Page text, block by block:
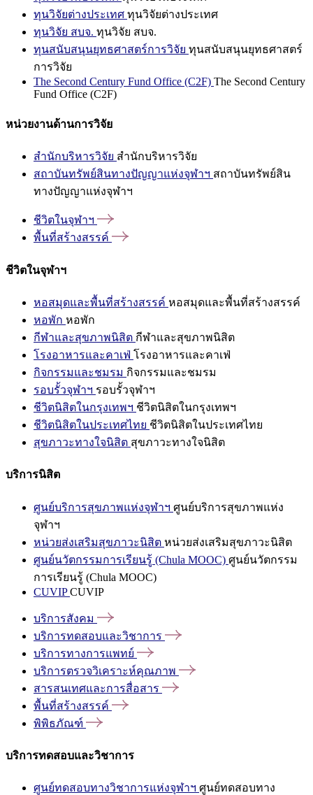
ทุนวิจัยต่างประเทศ ทุนวิจัยต่างประเทศ
ทุนวิจัย สบจ. ทุนวิจัย สบจ.
ทุนสนับสนุนยุทธศาสตร์การวิจัย ทุนสนับสนุนยุทธศาสตร์
การวิจัย
The Second Century Fund Office (C2F) The Second Century
Fund Office (C2F)
หน่วยงานด้านการวิจัย
สำนักบริหารวิจัย สำนักบริหารวิจัย
สถาบันทรัพย์สินทางปัญญาแห่งจุฬาฯ สถาบันทรัพย์สิน
ทางปัญญาแห่งจุฬาฯ
ชีวิตในจุฬาฯ
พื้นที่สร้างสรรค์
ชีวิตในจุฬาฯ
หอสมุดและพื้นที่สร้างสรรค์ หอสมุดและพื้นที่สร้างสรรค์
หอพัก หอพัก
กีฬาและสุขภาพนิสิต กีฬาและสุขภาพนิสิต
โรงอาหารและคาเฟ่ โรงอาหารและคาเฟ่
กิจกรรมและชมรม กิจกรรมและชมรม
รอบรั้วจุฬาฯ รอบรั้วจุฬาฯ
ชีวิตนิสิตในกรุงเทพฯ ชีวิตนิสิตในกรุงเทพฯ
ชีวิตนิสิตในประเทศไทย ชีวิตนิสิตในประเทศไทย
สุขภาวะทางใจนิสิต สุขภาวะทางใจนิสิต
บริการนิสิต
ศูนย์บริการสุขภาพแห่งจุฬาฯ ศูนย์บริการสุขภาพแห่ง
จุฬาฯ
หน่วยส่งเสริมสุขภาวะนิสิต หน่วยส่งเสริมสุขภาวะนิสิต
ศูนย์นวัตกรรมการเรียนรู้ (Chula MOOC) ศูนย์นวัตกรรม
การเรียนรู้ (Chula MOOC)
CUVIPCUVIP
บริการสังคม
บริการทดสอบและวิชาการ
บริการทางการแพทย์
บริการตรวจวิเคราะห์คุณภาพ
สารสนเทศและการสื่อสาร
พื้นที่สร้างสรรค์
พิพิธภัณฑ์
บริการทดสอบและวิชาการ
ศูนย์ทดสอบทางวิชาการแห่งจุฬาฯ ศูนย์ทดสอบทาง